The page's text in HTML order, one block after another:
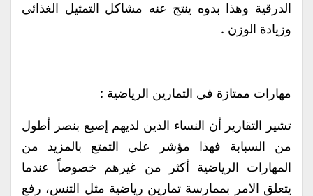
الدرقية وهذا بدوه ينتج عنه مشاكل التمثيل الغذائي
وزيادة الوزن .
مهارات ممتازة في التمارين الرياضية :
تشير التقارير أن النساء الذين لديهم إصبع بنصر أطول
من السبابة فهذا مؤشر علي التمتع بالمزيد من
المهارات الرياضية أكثر من غيرهم خصوصاً عندما
يتعلق الامر بممارسة تمارين رياضية مثل التنس، رفع